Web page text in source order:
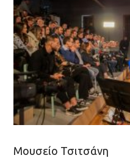
Μουσείο Τσιτσάνη